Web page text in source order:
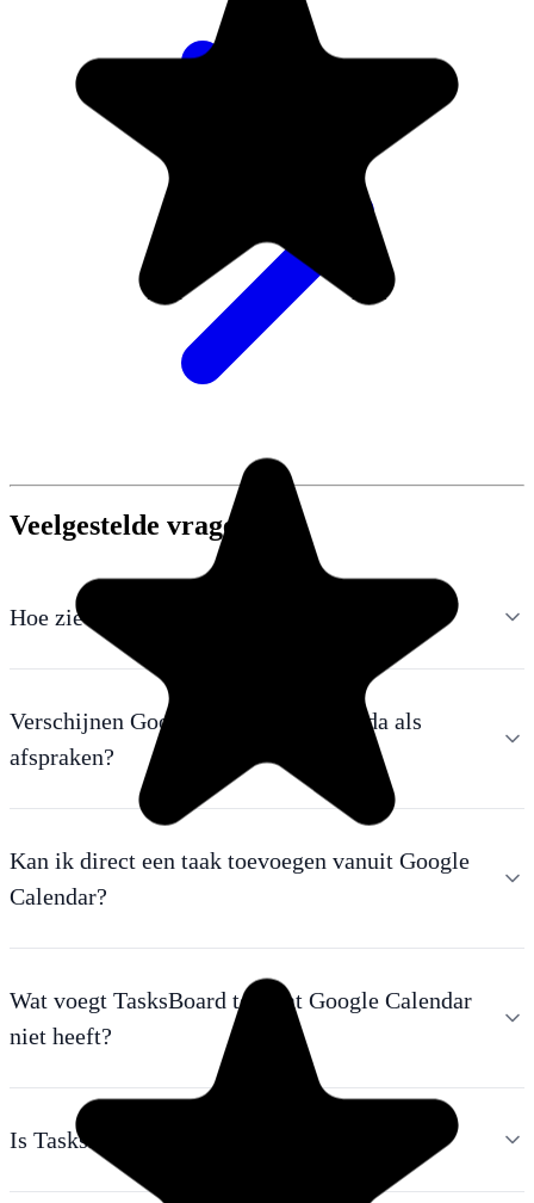
Veelgestelde vragen
Hoe zie ik Google Tasks in Google Calendar?
Verschijnen Google Tasks in de agenda als
afspraken?
Kan ik direct een taak toevoegen vanuit Google
Calendar?
Wat voegt TasksBoard toe wat Google Calendar
niet heeft?
Is TasksBoard gratis?